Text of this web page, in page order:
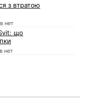
з втратою
нет
що
нет